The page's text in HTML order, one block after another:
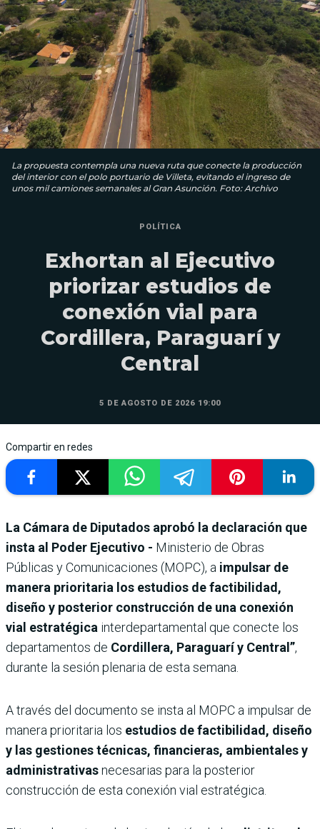
La propuesta contempla una nueva ruta que conecte la producción
del interior con el polo portuario de Villeta, evitando el ingreso de
unos mil camiones semanales al Gran Asunción. Foto: Archivo
POLÍTICA
Exhortan al Ejecutivo
priorizar estudios de
conexión vial para
Cordillera, Paraguarí y
Central
5 DE AGOSTO DE 2026 19:00
Compartir en redes
La Cámara de Diputados aprobó la declaración que
insta al Poder Ejecutivo - Ministerio de Obras
Públicas y Comunicaciones (MOPC), a impulsar de
manera prioritaria los estudios de factibilidad,
diseño y posterior construcción de una conexión
vial estratégica interdepartamental que conecte los
departamentos de Cordillera, Paraguarí y Central”,
durante la sesión plenaria de esta semana.
A través del documento se insta al MOPC a impulsar de
manera prioritaria los estudios de factibilidad, diseño
y las gestiones técnicas, financieras, ambientales y
administrativasnecesarias para la posterior
construcción de esta conexión vial estratégica.